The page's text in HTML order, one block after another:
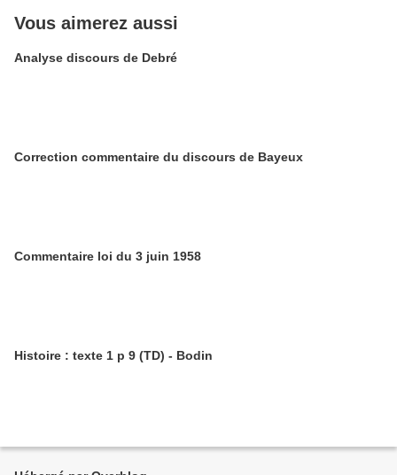
Vous aimerez aussi
Analyse discours de Debré
Correction commentaire du discours de Bayeux
Commentaire loi du 3 juin 1958
Histoire : texte 1 p 9 (TD) - Bodin